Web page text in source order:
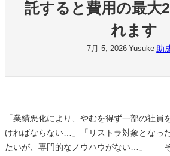
託すると費用の最大
れます
7月 5, 2026 Yusuke 助
「業績悪化により、やむを得ず一部の社員
ければならない…」「リストラ対象となっ
たいが、専門的なノウハウがない…」——